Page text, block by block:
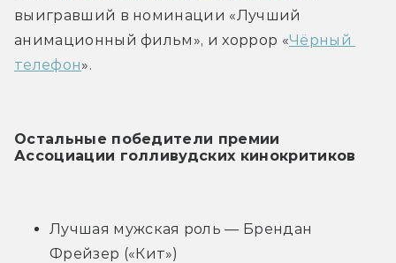
выигравший в номинации «Лучший
анимационный фильм», и хоррор «Чёрный
телефон».
Остальные победители премии
Ассоциации голливудских кинокритиков
Лучшая мужская роль — Брендан
Фрейзер («Кит»)